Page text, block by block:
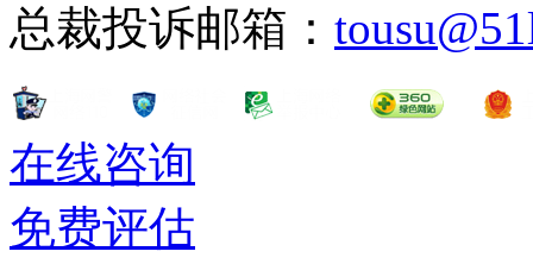
总裁投诉邮箱：
在线咨询
免费评估